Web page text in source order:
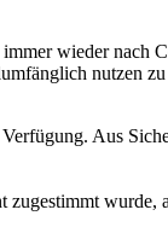
wieder
nutzen
Aus